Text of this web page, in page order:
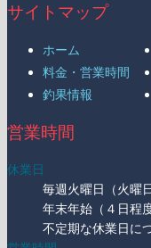
サイトマップ
ホーム
料金・営業時間
釣果情報
営業時間
休業日
毎週火曜日（火曜
年末年始（４日程度
不定期な休業日に